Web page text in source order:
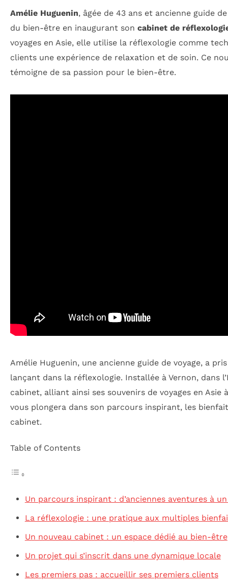
Amélie Huguenin, âgée de 43 ans et ancienne guide
du bien-être en inaugurant son cabinet de
voyages en Asie, elle utilise la réflexologie comme
clients une expérience de relaxation et de soin. Ce
témoigne de sa passion pour le bien-être.
Amélie Huguenin, une ancienne guide de voyage, a
lançant dans la réflexologie. Installée à Vernon, dans
cabinet, alliant ainsi ses souvenirs de voyages en
vous plongera dans son parcours inspirant, les
cabinet.
Table of Contents
Un parcours inspirant : d’anciennes aventures à
La réflexologie : une pratique aux multiples
Un nouveau cabinet : un espace dédié au bien-être
Un projet qui s’inscrit dans une dynamique locale
Les premiers pas : accueillir ses premiers clients